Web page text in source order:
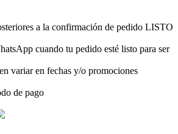
a la confirmación de pedido LISTO
cuando tu pedido esté listo para ser
variar en fechas y/o promociones
de pago